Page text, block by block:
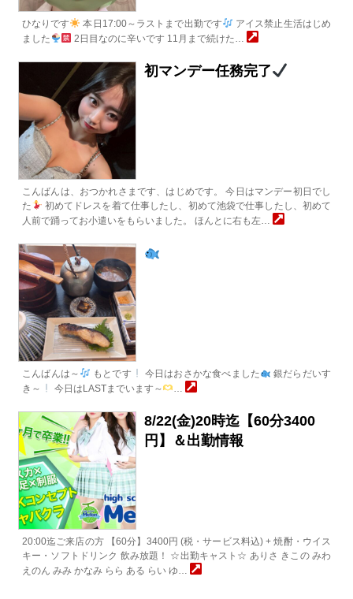
ひなりです 本日17:00～ラストまで出勤です
アイス禁止生活はじめ
ました
2日目なのに辛いです 11月まで続けた…
初マンデー任務完了
こんばんは、おつかれさまです、はじめです。 今日はマンデー初日でし
た
初めてドレスを着て仕事したし、初めて池袋で仕事したし、初めて
人前で踊ってお小遣いをもらいました。 ほんとに右も左…
こんばんは～ もとです 今日はおさかな食べました
銀だらだいす
き～
今日はLASTまでいます～ …
8/22(金)20時迄【60分3400
円】＆出勤情報
20:00迄ご来店の方 【60分】3400円 (税・サービス料込) + 焼酎・ウイス
キー・ソフトドリンク 飲み放題！ ☆出勤キャスト☆ ありさ きこの みわ
えのん みみ かなみ らら ある らい ゆ…